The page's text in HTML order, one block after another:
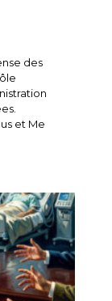
des
et Me